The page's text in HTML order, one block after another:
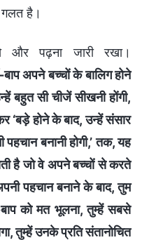
गलत है।
पढ़ना जारी रखा।
बाप अपने बच्चों के बालिग होने
बहुत सी चीजें सीखनी होंगी,
‘बड़े होने के बाद, उन्हें संसार
बनानी होगी,’ तक, यह
है जो वे अपने बच्चों से करते
पहचान बनाने के बाद, तुम
को मत भूलना, तुम्हें सबसे
तुम्हें उनके प्रति संतानोचित